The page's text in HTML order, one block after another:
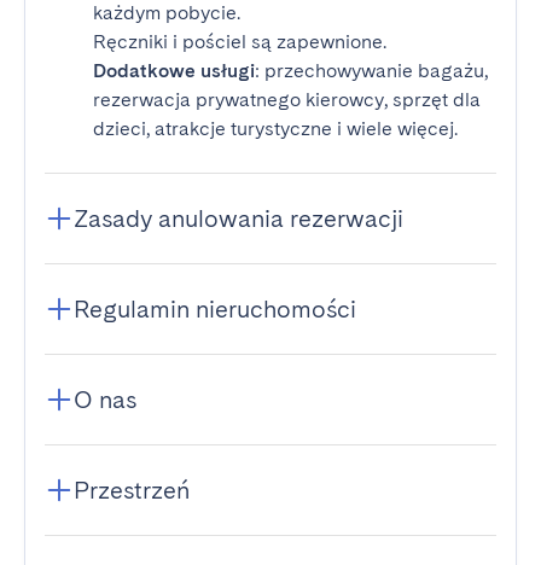
każdym pobycie.
Ręczniki i pościel są zapewnione.
Dodatkowe usługi: przechowywanie bagażu,
rezerwacja prywatnego kierowcy, sprzęt dla
dzieci, atrakcje turystyczne i wiele więcej.
Zasady anulowania rezerwacji
Regulamin nieruchomości
O nas
Przestrzeń